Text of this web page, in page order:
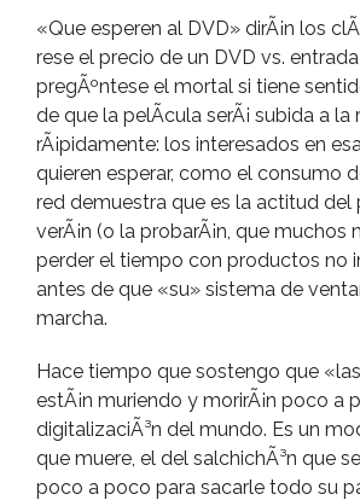
«Que esperen al DVD» dirÃ¡n los
rese el precio de un DVD vs.
pregÃºntese el mortal si tiene
de que la pelÃ­cula serÃ¡ subida a la
rÃ¡pidamente: los interesados en
quieren esperar, como el consumo
red demuestra que es la actitud del
verÃ¡n (o la probarÃ¡n, que muchos
perder el tiempo con productos no
antes de que «su» sistema de
marcha.
Hace tiempo que sostengo que
estÃ¡n muriendo y morirÃ¡n poco a
digitalizaciÃ³n del mundo. Es un
que muere, el del salchichÃ³n que
poco a poco para sacarle todo su